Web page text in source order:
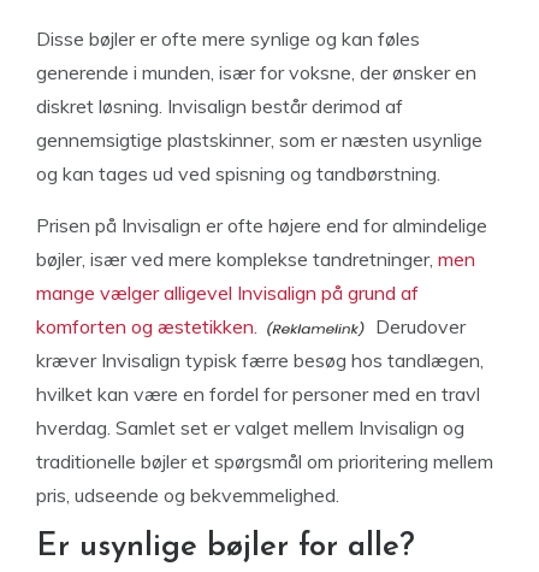
Disse bøjler er ofte mere synlige og kan føles
generende i munden, især for voksne, der ønsker en
diskret løsning. Invisalign består derimod af
gennemsigtige plastskinner, som er næsten usynlige
og kan tages ud ved spisning og tandbørstning.
Prisen på Invisalign er ofte højere end for almindelige
bøjler, især ved mere komplekse tandretninger, men
mange vælger alligevel Invisalign på grund af
komforten og æstetikken.
Derudover
kræver Invisalign typisk færre besøg hos tandlægen,
hvilket kan være en fordel for personer med en travl
hverdag. Samlet set er valget mellem Invisalign og
traditionelle bøjler et spørgsmål om prioritering mellem
pris, udseende og bekvemmelighed.
Er usynlige bøjler for alle?